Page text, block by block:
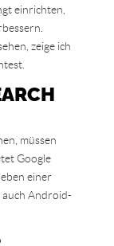
einrichten,
zeige ich
müssen
Google
einer
auch Android-